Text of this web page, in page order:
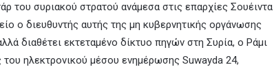
του συριακού στρατού ανάμεσα στις επαρχίες Σουέιντα
ο διευθυντής αυτής της μη κυβερνητικής οργάνωσης
διαθέτει εκτεταμένο δίκτυο πηγών στη Συρία, ο Ράμι
ηλεκτρονικού μέσου ενημέρωσης Suwayda 24,